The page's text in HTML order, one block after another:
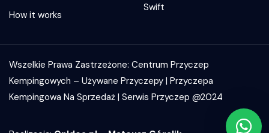
How it works
Swift
Wszelkie Prawa Zastrzeżone: Centrum Przyczep
Kempingowych – Używane Przyczepy | Przyczepa
Kempingowa Na Sprzedaż | Serwis Przyczep @2024